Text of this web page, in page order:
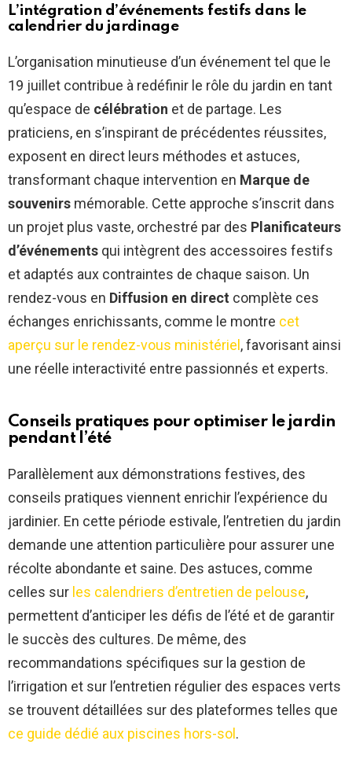
L’intégration d’événements festifs dans le
calendrier du jardinage
L’organisation minutieuse d’un événement tel que le
19 juillet contribue à redéfinir le rôle du jardin en tant
qu’espace de célébration et de partage. Les
praticiens, en s’inspirant de précédentes réussites,
exposent en direct leurs méthodes et astuces,
transformant chaque intervention en Marque de
souvenirs mémorable. Cette approche s’inscrit dans
un projet plus vaste, orchestré par des Planificateurs
d’événements qui intègrent des accessoires festifs
et adaptés aux contraintes de chaque saison. Un
rendez-vous en Diffusion en direct complète ces
échanges enrichissants, comme le montre cet
aperçu sur le rendez-vous ministériel, favorisant ainsi
une réelle interactivité entre passionnés et experts.
Conseils pratiques pour optimiser le jardin
pendant l’été
Parallèlement aux démonstrations festives, des
conseils pratiques viennent enrichir l’expérience du
jardinier. En cette période estivale, l’entretien du jardin
demande une attention particulière pour assurer une
récolte abondante et saine. Des astuces, comme
celles sur les calendriers d’entretien de pelouse,
permettent d’anticiper les défis de l’été et de garantir
le succès des cultures. De même, des
recommandations spécifiques sur la gestion de
l’irrigation et sur l’entretien régulier des espaces verts
se trouvent détaillées sur des plateformes telles que
ce guide dédié aux piscines hors-sol.